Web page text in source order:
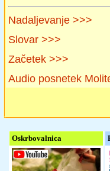
Nadaljevanje >>>
Slovar >>>
Začetek >>>
Audio posnetek
Oskrbovalnica